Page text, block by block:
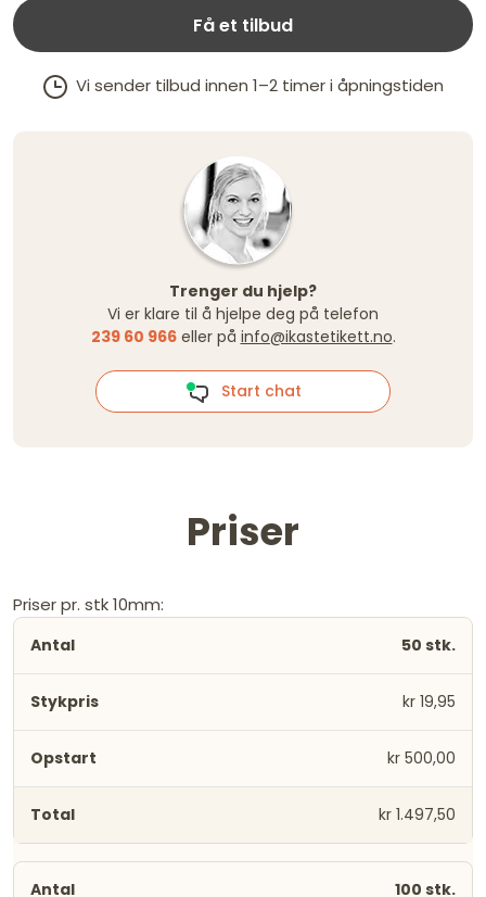
Få et tilbud
Vi sender tilbud innen 1–2 timer i åpningstiden
Trenger du hjelp?
Vi er klare til å hjelpe deg på telefon
239 60 966 eller på info@ikastetikett.no.
Start chat
Priser
Priser pr. stk 10mm:
50 stk.
kr 19,95
kr 500,00
kr 1.497,50
100 stk.